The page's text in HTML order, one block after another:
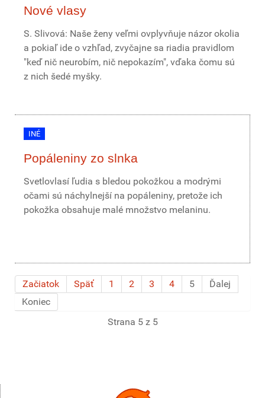
Nové vlasy
S. Slivová: Naše ženy veľmi ovplyvňuje názor okolia
a pokiaľ ide o vzhľad, zvyčajne sa riadia pravidlom
"keď nič neurobím, nič nepokazím", vďaka čomu sú
z nich šedé myšky.
INÉ
Popáleniny zo slnka
Svetlovlasí ľudia s bledou pokožkou a modrými
očami sú náchylnejší na popáleniny, pretože ich
pokožka obsahuje malé množstvo melaninu.
Začiatok Späť 1 2 3 4 5
Ďalej
Koniec
Strana 5 z 5